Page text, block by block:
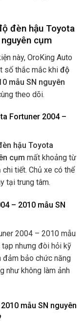
đèn hậu Toyota
cụm
này, OroKing Auto
số thắc mắc khi độ
mẫu SN nguyên
theo dõi.
Fortuner 2004 –
hậu Toyota
cụm mất khoảng từ
tiết. Chủ xe có thể
tại trung tâm.
– 2010 mẫu SN
2004 – 2010 mẫu
tạp nhưng đòi hỏi kỹ
đảm bảo chức năng
như không làm ảnh
mẫu SN nguyên